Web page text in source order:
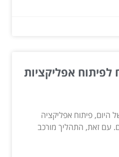
אפליקציות
היום, פיתוח אפליקציה
עם זאת, התהליך מורכב